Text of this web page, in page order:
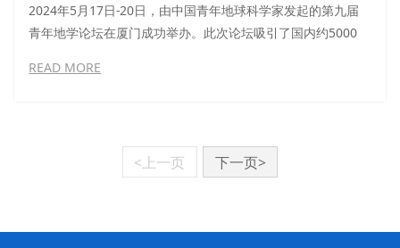
2024年5月17日-20日，由中国青年地球科学家发起的第九届
青年地学论坛在厦门成功举办。此次论坛吸引了国内约5000
探讨地球科学、深海科学等议题的最新进展与未来趋势。
READ MORE
<上一页 下一页>